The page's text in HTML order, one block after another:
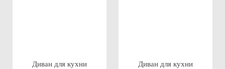
Диван для кухни Диван для кухни